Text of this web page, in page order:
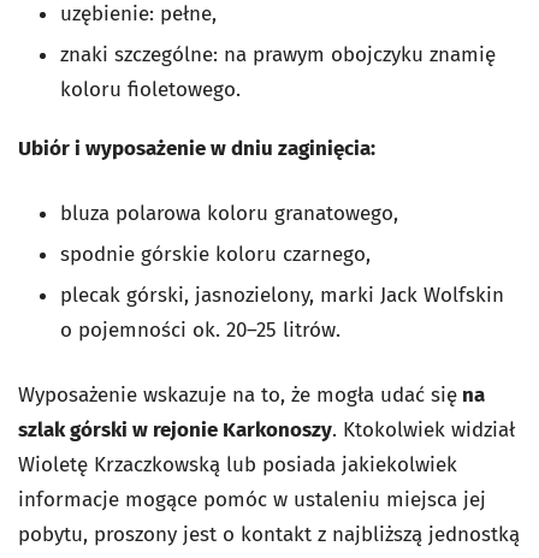
uzębienie: pełne,
znaki szczególne: na prawym obojczyku znamię
koloru fioletowego.
Ubiór i wyposażenie w dniu zaginięcia:
bluza polarowa koloru granatowego,
spodnie górskie koloru czarnego,
plecak górski, jasnozielony, marki Jack Wolfskin
o pojemności ok. 20–25 litrów.
Wyposażenie wskazuje na to, że mogła udać się na
szlak górski w rejonie Karkonoszy. Ktokolwiek widział
Wioletę Krzaczkowską lub posiada jakiekolwiek
informacje mogące pomóc w ustaleniu miejsca jej
pobytu, proszony jest o kontakt z najbliższą jednostką